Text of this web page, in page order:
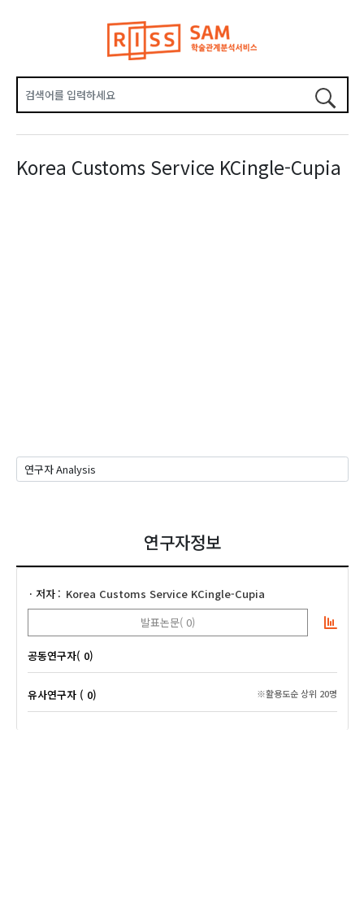
Korea Customs Service KCingle-Cupia
연구자정보
저자
Korea Customs Service KCingle-Cupia
발표논문( 0)
공동연구자( 0)
유사연구자 ( 0) ※활용도순 상위 20명